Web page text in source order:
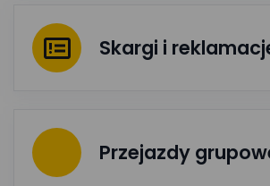
Skargi i
Przejazdy